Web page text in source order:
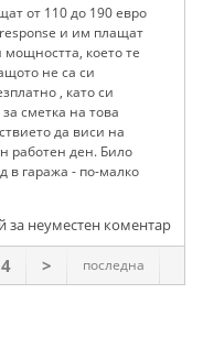
от 110 до 190 евро
response и им плащат
което те
не са си
, като си
сметка на това
да виси на
работен ден. Било
в гаража - по-малко
за неуместен коментар
4 > последна